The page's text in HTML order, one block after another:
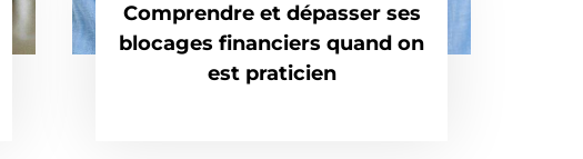
Comprendre et dépasser ses
blocages financiers quand on
est praticien